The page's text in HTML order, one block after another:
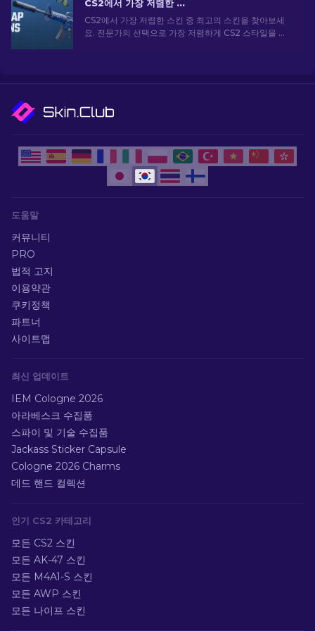
CS2에서 가장 저렴한 스킨 [2026]
CS2에서 가장 저렴한 스킨 중 최고의 스킨을 찾아보세
요. 전문가의 선택으로 가장 저렴하게 CS2 스타일을 업
도움말
커뮤니티
PRO
법적 고지
이용약관
쿠키정책
파트너
사이트맵
최신 업데이트
IEM Cologne 2026
아라베스크 수집품
스파이 및 기술 수집품
Jackass Sticker Capsule
Cologne 2026 Charms
데드 핸드 컬렉션
인기 CS2 카테고리
모든 CS2 스킨
모든 AK-47 스킨
모든 M4A1-S 스킨
모든 AWP 스킨
모든 나이프 스킨